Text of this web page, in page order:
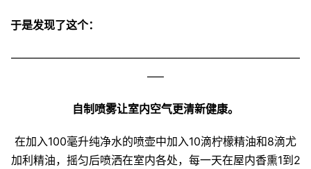
于是发现了这个：
——————————————————————————
—–
自制喷雾让室内空气更清新健康。
在加入100毫升纯净水的喷壶中加入10滴柠檬精油和8滴尤
加利精油，摇匀后喷洒在室内各处，每一天在屋内香熏1到2